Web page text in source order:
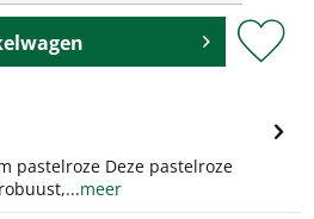
pastelroze Deze pastelroze
meer